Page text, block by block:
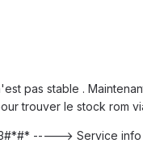
pas stable .
trouver le stock rom
-----> Service